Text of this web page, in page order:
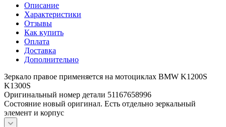
Описание
Характеристики
Отзывы
Как купить
Оплата
Доставка
Дополнительно
Зеркало правое применяется на мотоциклах BMW K1200S
K1300S
Оригинальный номер детали 51167658996
Состояние новый оригинал. Есть отдельно зеркальный
элемент и корпус